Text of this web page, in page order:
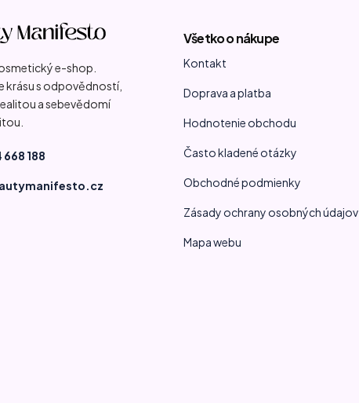
e-shop.
krásu s odpovědností,
a sebevědomí
188
Všetko o nákupe
Kontakt
Doprava a platba
Hodnotenie obchodu
Často kladené otázky
Obchodné podmienky
Zásady ochrany osobných údajov
Mapa webu